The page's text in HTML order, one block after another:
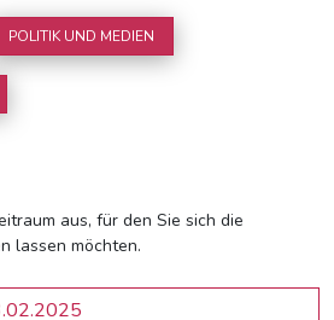
POLITIK UND MEDIEN
aus, für den Sie sich die
lassen möchten.